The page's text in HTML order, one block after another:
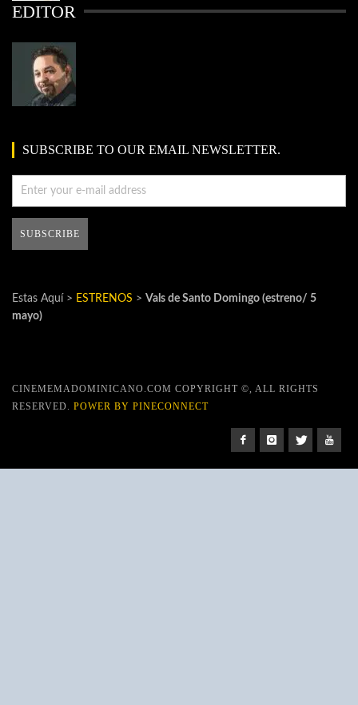
EDITOR
SUBSCRIBE TO OUR EMAIL NEWSLETTER.
Estas Aquí > ESTRENOS > Vals de Santo Domingo (estreno/ 5
mayo)
CINEMEMADOMINICANO.COM COPYRIGHT ©, ALL RIGHTS
RESERVED. POWER BY PINECONNECT